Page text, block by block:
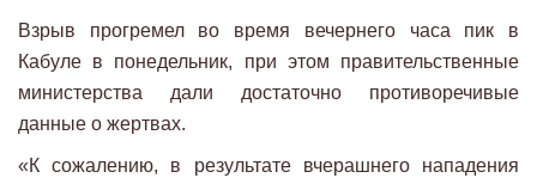
Взрыв прогремел во время вечернего часа пик в
Кабуле в понедельник, при этом правительственные
министерства дали достаточно противоречивые
данные о жертвах.
«К сожалению, в результате вчерашнего нападения